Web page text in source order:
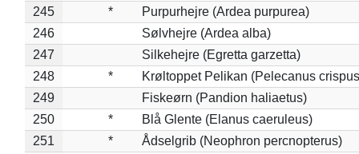
245
*
Purpurhejre (Ardea purpurea)
246
Sølvhejre (Ardea alba)
247
Silkehejre (Egretta garzetta)
248
*
Krøltoppet Pelikan (Pelecanus
249
Fiskeørn (Pandion haliaetus)
250
*
Blå Glente (Elanus caeruleus)
251
*
Ådselgrib (Neophron percnopterus)